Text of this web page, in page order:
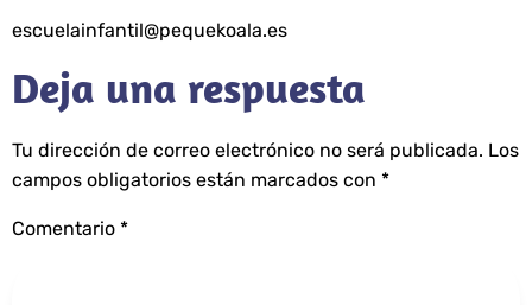
escuelainfantil@pequekoala.es
Deja una respuesta
Tu dirección de correo electrónico no será publicada. Los
campos obligatorios están marcados con *
Comentario *